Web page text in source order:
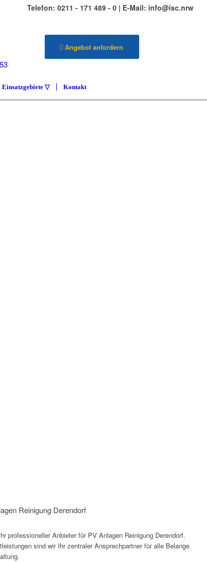
Telefon: 0211 - 171 489 - 0 | E-Mail: info@isc.nrw
Angebot anfordern
Einsatzgebiete ▽ Kontakt
Reinigung Derendorf
professioneller Anbieter für PV Anlagen Reinigung Derendorf.
sind wir Ihr zentraler Ansprechpartner für alle Belange